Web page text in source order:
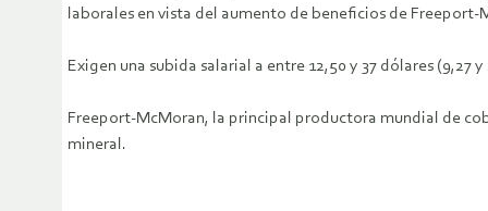
laborales en vista del aumento de beneficios de Freeport-
Exigen una subida salarial a entre 12,50 y 37 dólares (9,27
Freeport-McMoran, la principal productora mundial de
mineral.